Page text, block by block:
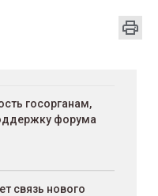
госорганам,
форума
связь нового